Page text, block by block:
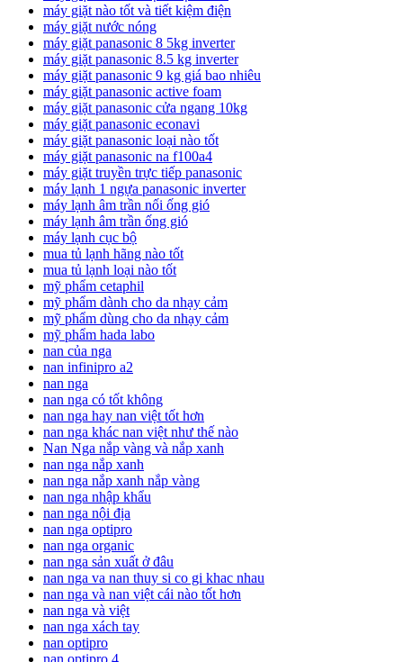
máy giặt nào tốt và tiết kiệm điện
máy giặt nước nóng
máy giặt panasonic 8 5kg inverter
máy giặt panasonic 8.5 kg inverter
máy giặt panasonic 9 kg giá bao nhiêu
máy giặt panasonic active foam
máy giặt panasonic cửa ngang 10kg
máy giặt panasonic econavi
máy giặt panasonic loại nào tốt
máy giặt panasonic na f100a4
máy giặt truyền trực tiếp panasonic
máy lạnh 1 ngựa panasonic inverter
máy lạnh âm trần nối ống gió
máy lạnh âm trần ống gió
máy lạnh cục bộ
mua tủ lạnh hãng nào tốt
mua tủ lạnh loại nào tốt
mỹ phẩm cetaphil
mỹ phẩm dành cho da nhạy cảm
mỹ phẩm dùng cho da nhạy cảm
mỹ phẩm hada labo
nan của nga
nan infinipro a2
nan nga
nan nga có tốt không
nan nga hay nan việt tốt hơn
nan nga khác nan việt như thế nào
Nan Nga nắp vàng và nắp xanh
nan nga nắp xanh
nan nga nắp xanh nắp vàng
nan nga nhập khẩu
nan nga nội địa
nan nga optipro
nan nga organic
nan nga sản xuất ở đâu
nan nga va nan thuy si co gi khac nhau
nan nga và nan việt cái nào tốt hơn
nan nga và việt
nan nga xách tay
nan optipro